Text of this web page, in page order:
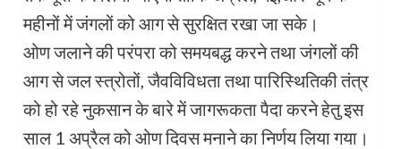
महीनों में जंगलों को आग से सुरक्षित रखा जा सके।
ओण जलाने की परंपरा को समयबद्ध करने तथा जंगलों की
आग से जल स्त्रोतों, जैवविविधता तथा पारिस्थितिकी तंत्र
को हो रहे नुकसान के बारे में जागरूकता पैदा करने हेतु इस
साल 1 अप्रैल को ओण दिवस मनाने का निर्णय लिया गया।